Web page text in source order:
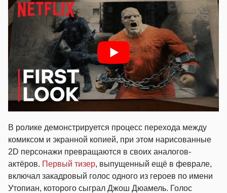
В ролике демонстрируется процесс перехода между
комиксом и экранной копией, при этом нарисованные
2D персонажи превращаются в своих аналогов-
актёров. Первый тизер, выпущенный ещё в феврале,
включал закадровый голос одного из героев по имени
Утопиан, которого сыграл Джош Дюамель. Голос